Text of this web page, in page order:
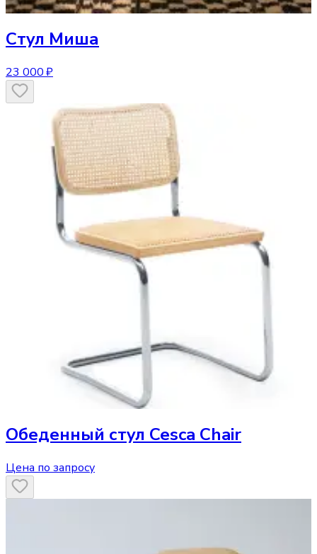
Стул Миша
23 000 ₽
Обеденный стул Cesca Chair
Цена по запросу